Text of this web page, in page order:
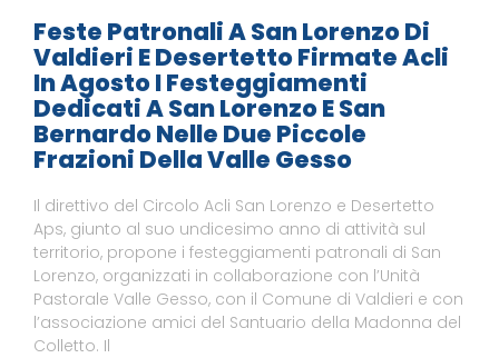
Feste Patronali A San Lorenzo Di
Valdieri E Desertetto Firmate Acli
In Agosto I Festeggiamenti
Dedicati A San Lorenzo E San
Bernardo Nelle Due Piccole
Frazioni Della Valle Gesso
Il direttivo del Circolo Acli San Lorenzo e Desertetto
Aps, giunto al suo undicesimo anno di attività sul
territorio, propone i festeggiamenti patronali di San
Lorenzo, organizzati in collaborazione con l’Unità
Pastorale Valle Gesso, con il Comune di Valdieri e con
l’associazione amici del Santuario della Madonna del
Colletto. Il